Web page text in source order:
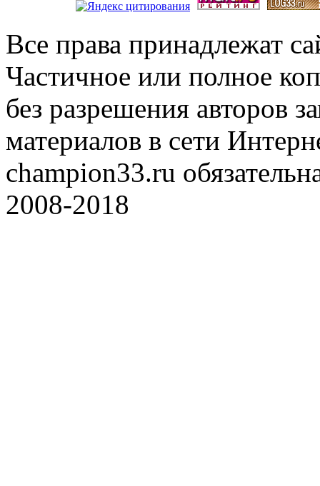
Все права принадлежат
Частичное или полное
без разрешения авторов
материалов в сети
champion33.ru
2008-2018